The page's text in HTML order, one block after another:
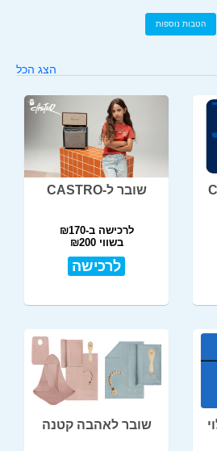
הטבות נוספות
הצג הכל
שובר ל-CASTRO
לרכישה ב-₪170
בשווי ₪200
לרכישה
שובר לאהבה קטנה